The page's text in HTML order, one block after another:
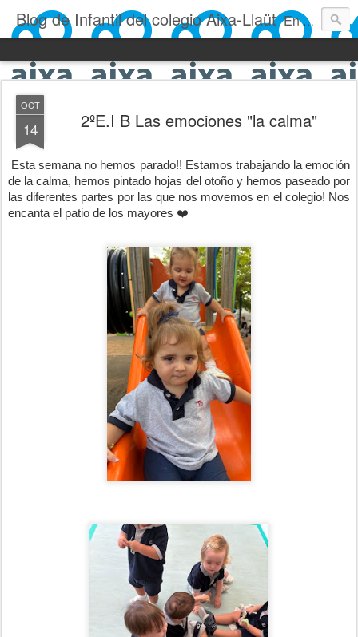
Blog de Infantil del colegio Aixa-Llaüt En nuestro blog verás las actividades del día a día de Infantil, de los alumnos de 0 a 6 años: los talleres, los experimentos, las rutinas, las clases, los patios, etc. ¡Todo aquello que los más pequeños no saben contar!
OCT
14 2ºE.I B Las emociones "la calma"
Esta semana no hemos parado!! Estamos trabajando la emoción
de la calma, hemos pintado hojas del otoño y hemos paseado por
las diferentes partes por las que nos movemos en el colegio! Nos
encanta el patio de los mayores ❤️